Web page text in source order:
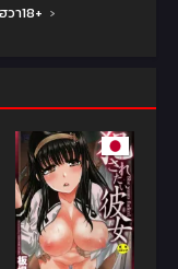
า18+ ›